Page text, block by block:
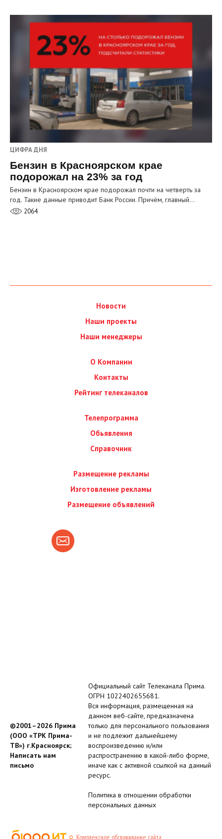
ЦИФРА ДНЯ
Бензин в Красноярском крае
подорожал на 23% за год
Бензин в Красноярском крае подорожал почти на четверть за
год. Такие данные приводит Банк России. Причём, главный…
2064
Новости
Наши проекты
Наши менеджеры
О Компании
Контакты
Рейтинг телеканалов
Телепрограмма
Обьявления
Справочник
Размещение рекламы
Изготовление рекламы
Размещение объявлений
©2001–2026 Прима
(ООО «ТРК Прима-
ТВ») г.Красноярск;
Написать нам
письмо
Официальный сайт Телеканала Прима.
ОГРН 1022402655681.
Вся информация, размещенная на
данном веб-сайте, предназначена
только для персонального пользования
и не подлежит дальнейшему
воспроизведению и/или
распространению в какой-либо форме,
иначе как с активной ссылкой на данный
ресурс.
Политика в отношении обработки
персональных данных
Комплексное обслуживание сайта